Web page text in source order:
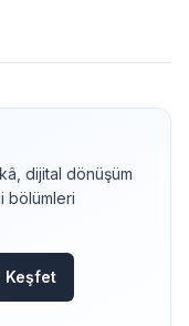
dijital dönüşüm
bölümleri
Keşfet